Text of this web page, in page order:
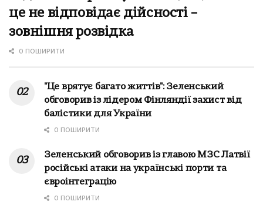
це не відповідає дійсності –
зовнішня розвідка
0 ПОШИРИТИ
"Це врятує багато життів": Зеленський
обговорив із лідером Фінляндії захист від
балістики для України
0 ПОШИРИТИ
Зеленський обговорив із главою МЗС Латвії
російські атаки на українські порти та
євроінтеграцію
0 ПОШИРИТИ